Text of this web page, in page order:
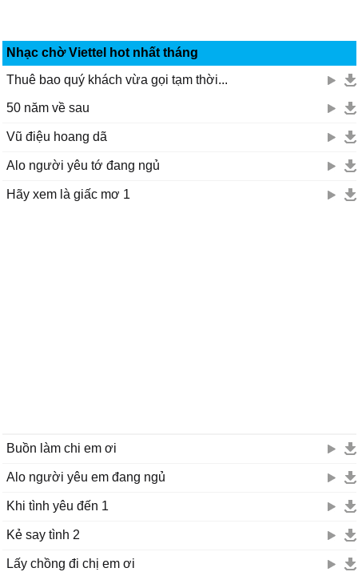
Nhạc chờ Viettel hot nhất tháng
Thuê bao quý khách vừa gọi tạm thời...
50 năm về sau
Vũ điệu hoang dã
Alo người yêu tớ đang ngủ
Hãy xem là giấc mơ 1
Buồn làm chi em ơi
Alo người yêu em đang ngủ
Khi tình yêu đến 1
Kẻ say tình 2
Lấy chồng đi chị em ơi